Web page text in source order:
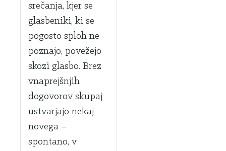
srečanja, kjer se
glasbeniki, ki se
pogosto sploh ne
poznajo, povežejo
skozi glasbo. Brez
vnaprejšnjih
dogovorov skupaj
ustvarjajo nekaj
novega –
spontano, v